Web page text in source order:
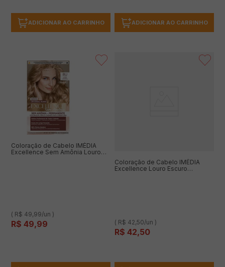
ADICIONAR AO CARRINHO ADICIONAR AO CARRINHO
Coloração de Cabelo IMÉDIA
Excellence Sem Amônia Louro
( R$ 49,99/un )
R$ 49,99
Coloração de Cabelo IMÉDIA
Excellence Louro Escuro
( R$ 42,50/un )
R$ 42,50